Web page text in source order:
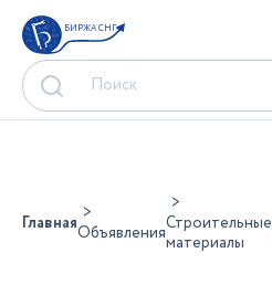
БИРЖА СНГ
ГлавнаяОбъявленияСтроительные
материалы